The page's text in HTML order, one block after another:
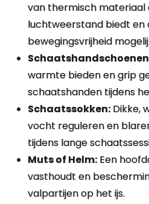
van thermisch materiaal
luchtweerstand biedt en
bewegingsvrijheid
warmte bieden en grip
schaatshanden tijdens
Schaatssokken: Dikke,
vocht reguleren en
tijdens lange
Muts of Helm: Een
vasthoudt en
valpartijen op het ijs.